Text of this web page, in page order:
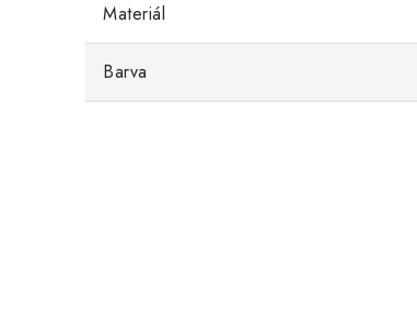
Materiál
Barva